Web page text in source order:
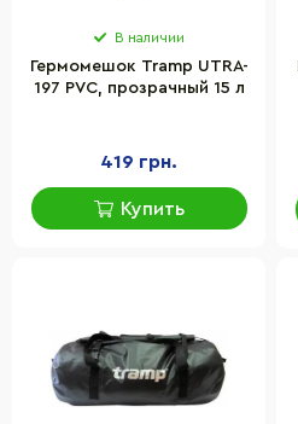
В наличии
Гермомешок Tramp UTRA-
197 PVC, прозрачный 15 л
419 грн.
Купить